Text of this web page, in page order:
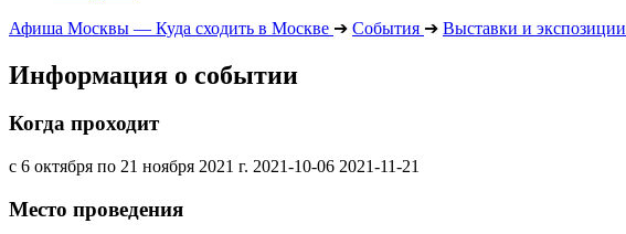
Афиша Москвы — Куда сходить в Москве ➔ События ➔ Выставки и экспозиции
Информация о событии
Когда проходит
с 6 октября по 21 ноября 2021 г. 2021-10-06 2021-11-21
Место проведения